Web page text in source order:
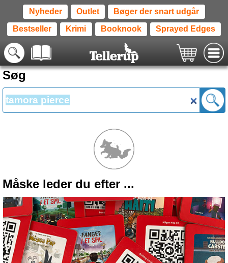
Nyheder Outlet Bøger der snart udgår
Bestseller Krimi Booknook Sprayed Edges
Søg
Måske leder du efter ...